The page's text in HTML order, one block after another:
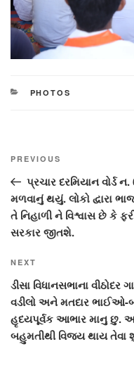
CATEGORIES
PHOTOS
Post
navigation
Previous
Post
PREVIOUS
પ્રચાર દરમિયાન
મળવાનું થયું. લોકો દ્વારા
તે નિહાળી ને વિશ્વાસ છે કે
સરકાર જીતશે.
Next
Post
NEXT
ડીસા વિધાનસભાના
વડીલો અને મતદાર ભાઈઓ-
હૃદયપૂર્વક આભાર માનુ છુ.
બહુમતીથી વિજય થાય